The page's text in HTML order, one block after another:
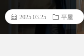
2025.03.25 平屋